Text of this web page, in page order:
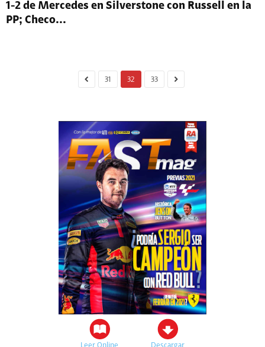
1-2 de Mercedes en Silverstone con Russell en la
PP; Checo...
31 32 33
Leer Online Descargar